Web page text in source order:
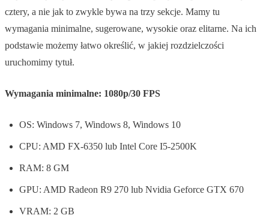
cztery, a nie jak to zwykle bywa na trzy sekcje. Mamy tu
wymagania minimalne, sugerowane, wysokie oraz elitarne. Na ich
podstawie możemy łatwo określić, w jakiej rozdzielczości
uruchomimy tytuł.
Wymagania minimalne: 1080p/30 FPS
OS: Windows 7, Windows 8, Windows 10
CPU: AMD FX-6350 lub Intel Core I5-2500K
RAM: 8 GM
GPU: AMD Radeon R9 270 lub Nvidia Geforce GTX 670
VRAM: 2 GB